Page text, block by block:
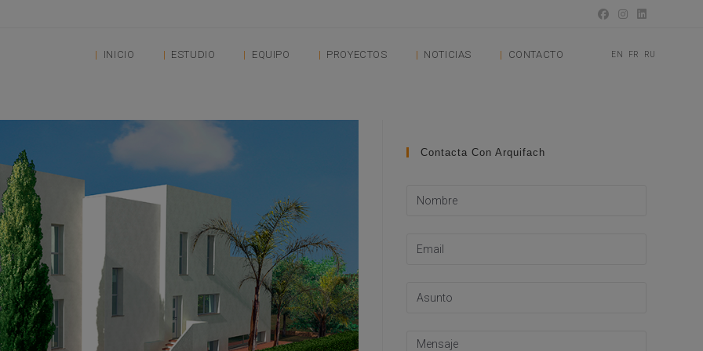
INICIO ESTUDIO EQUIPO PROYECTOS NOTICIAS CONTACTO EN FR RU
Contacta Con Arquifach